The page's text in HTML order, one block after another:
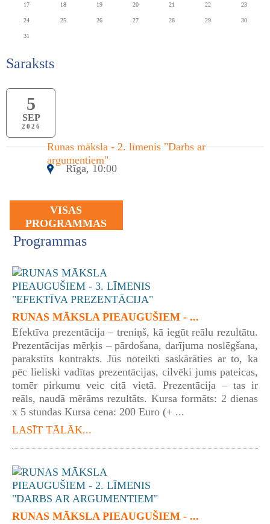
17 18 19 20 21 22 23
24 25 26 27 28 29 30
31
Saraksts
5
SEP
2026
Runas māksla - 2. līmenis "Darbs ar
argumentiem"
Rīga, 10:00
VISAS
PROGRAMMAS
Programmas
RUNAS MĀKSLA PIEAUGUŠIEM - ...
Efektīva prezentācija – treniņš, kā iegūt reālu rezultātu.
Prezentācijas mērķis – pārdošana, darījuma noslēgšana,
parakstīts kontrakts. Jūs noteikti saskārāties ar to, ka
pēc lieliski vadītas prezentācijas, cilvēki jums pateicas,
tomēr pirkumu veic citā vietā. Prezentācija – tas ir
reāls, naudā mērāms rezultāts. Kursa formāts: 2 dienas
x 5 stundas Kursa cena: 200 Euro (+ ...
LASĪT TĀLĀK...
RUNAS MĀKSLA PIEAUGUŠIEM - ...